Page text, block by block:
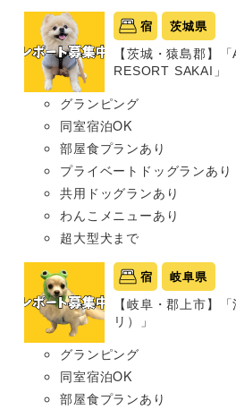
宿 茨城県
【茨城・猿島郡】
RESORT SAKAI」
グランピング
同室宿泊OK
部屋食プランあり
プライベートドッグランあり
共用ドッグランあり
わんこメニューあり
超大型犬まで
宿 岐阜県
【岐阜・郡上市】
リ）」
グランピング
同室宿泊OK
部屋食プランあり